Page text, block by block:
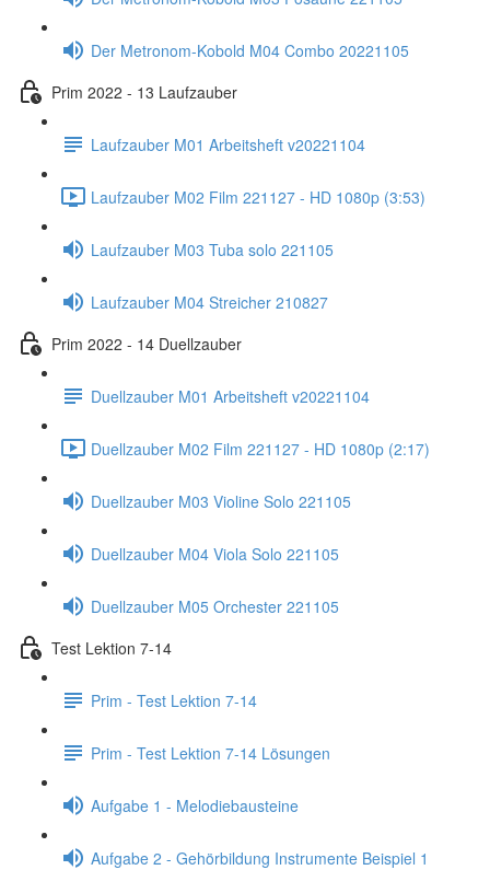
Der Metronom-Kobold M04 Combo 20221105
Prim 2022 - 13 Laufzauber
Laufzauber M01 Arbeitsheft v20221104
Laufzauber M02 Film 221127 - HD 1080p (3:53)
Laufzauber M03 Tuba solo 221105
Laufzauber M04 Streicher 210827
Prim 2022 - 14 Duellzauber
Duellzauber M01 Arbeitsheft v20221104
Duellzauber M02 Film 221127 - HD 1080p (2:17)
Duellzauber M03 Violine Solo 221105
Duellzauber M04 Viola Solo 221105
Duellzauber M05 Orchester 221105
Test Lektion 7-14
Prim - Test Lektion 7-14
Prim - Test Lektion 7-14 Lösungen
Aufgabe 1 - Melodiebausteine
Aufgabe 2 - Gehörbildung Instrumente Beispiel 1